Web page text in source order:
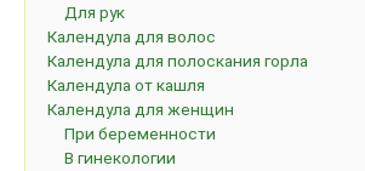
Для рук
Календула для волос
Календула для полоскания горла
Календула от кашля
Календула для женщин
При беременности
В гинекологии